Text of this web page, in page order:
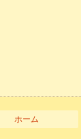
ホーム